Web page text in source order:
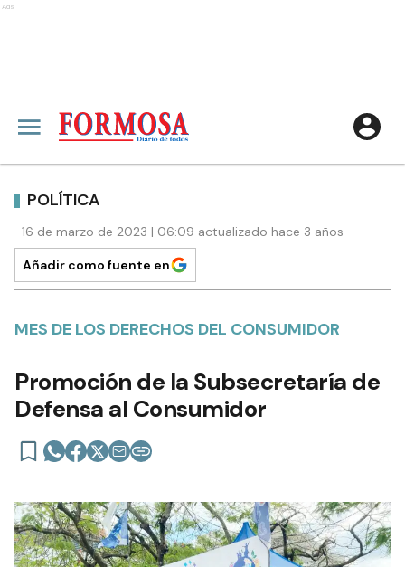
Ads
POLÍTICA
16 de marzo de 2023 | 06:09 actualizado hace 3 años
Añadir como fuente en
MES DE LOS DERECHOS DEL CONSUMIDOR
Promoción de la Subsecretaría de
Defensa al Consumidor